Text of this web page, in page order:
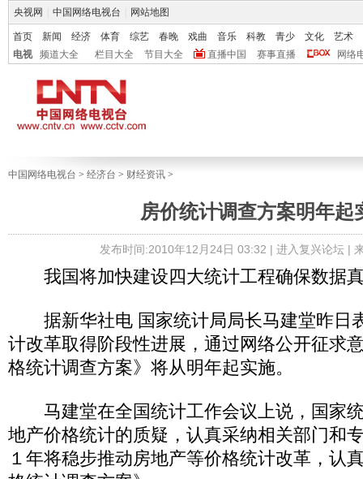
央视网 中国网络电视台 网站地图
首页 新闻 经济 体育 综艺 春晚 戏曲 音乐 科教 青少 文化
艺术
电视
频道大全 栏目大全 节目大全 直播中国 赛事直播 网络
中国网络电视台 > 经济台 > 财经资讯 >
房价统计调查方案明年起
发布时间:2010年12月24日 03:32 | 进入复兴论坛|
我国将加快建设四大统计工程确保数据
据新华社电 国家统计局局长马建堂昨日
计改革取得阶段性进展，通过网络公开征求
格统计调查方案》将从明年起实施。
马建堂在全国统计工作会议上说，国家
地产价格统计的质疑，认真采纳相关部门和
１年将稳步推动房地产等价格统计改革，认